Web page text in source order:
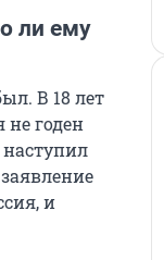
ли ему
В 18 лет
не годен
и